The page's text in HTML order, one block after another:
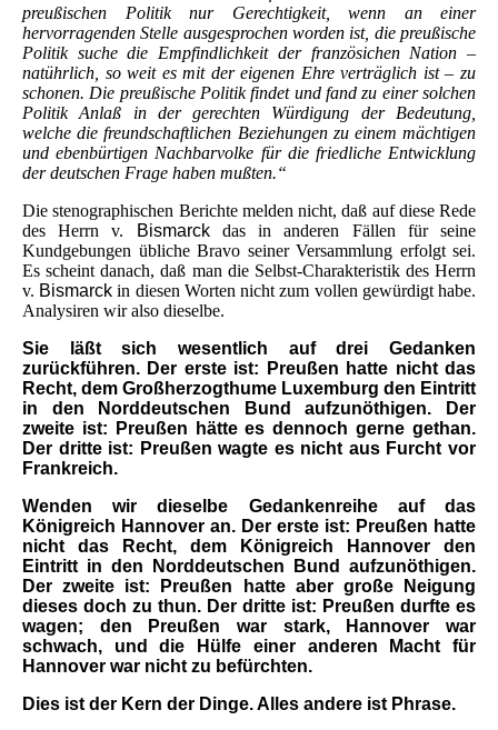
preußischen Politik nur Gerechtigkeit, wenn an einer
hervorragenden Stelle ausgesprochen worden ist, die preußische
Politik suche die Empfindlichkeit der französichen Nation –
natührlich, so weit es mit der eigenen Ehre verträglich ist – zu
schonen. Die preußische Politik findet und fand zu einer solchen
Politik Anlaß in der gerechten Würdigung der Bedeutung,
welche die freundschaftlichen Beziehungen zu einem mächtigen
und ebenbürtigen Nachbarvolke für die friedliche Entwicklung
der deutschen Frage haben mußten.“
Die stenographischen Berichte melden nicht, daß auf diese Rede
des Herrn v.
Bismarckdas in anderen Fällen für seine
Kundgebungen übliche Bravo seiner Versammlung erfolgt sei.
Es scheint danach, daß man die Selbst-Charakteristik des Herrn
v. Bismarck in diesen Worten nicht zum vollen gewürdigt habe.
Analysiren wir also dieselbe.
Sie läßt sich wesentlich auf drei Gedanken
zurückführen. Der erste ist: Preußen hatte nicht das
Recht, dem Großherzogthume Luxemburg den Eintritt
in den Norddeutschen Bund aufzunöthigen. Der
zweite ist: Preußen hätte es dennoch gerne gethan.
Der dritte ist: Preußen wagte es nicht aus Furcht vor
Frankreich.
Wenden wir dieselbe Gedankenreihe auf das
Königreich Hannover an. Der erste ist: Preußen hatte
nicht das Recht, dem Königreich Hannover den
Eintritt in den Norddeutschen Bund aufzunöthigen.
Der zweite ist: Preußen hatte aber große Neigung
dieses doch zu thun. Der dritte ist: Preußen durfte es
wagen; den Preußen war stark, Hannover war
schwach, und die Hülfe einer anderen Macht für
Hannover war nicht zu befürchten.
Dies ist der Kern der Dinge. Alles andere ist Phrase.